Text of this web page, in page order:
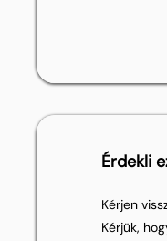
Érdekli
Kérjen
Kérjük,